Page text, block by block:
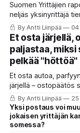
Suomen Yrittäjien
neljäs yksinyrittäjä
ahkera
mukaan syy on
joilla käännät
johtamisen haltuun.
By Antti Liinpää 04
Et osta järjellä,
paljastaa,
pelkää "höttöä"
Et osta autoa,
järjellä – ostopäätös
ja loogiset perustelut
By Antti Liinpää
Yksi postaus voi
jokaisen yrittäjän
somessa?